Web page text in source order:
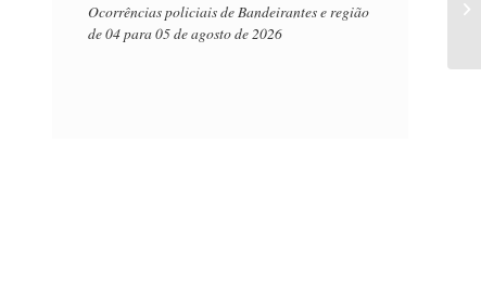
Ocorrências policiais de Bandeirantes e região
de 04 para 05 de agosto de 2026